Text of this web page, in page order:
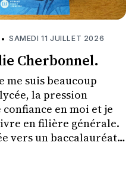
• SAMEDI 11 JUILLET 2026
Cherbonnel.
me suis beaucoup
la pression
en moi et je
en filière générale.
vers un baccalauréat